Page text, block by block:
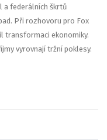
a federálních škrtů
Při rozhovoru pro Fox
transformaci ekonomiky.
vyrovnají tržní poklesy.